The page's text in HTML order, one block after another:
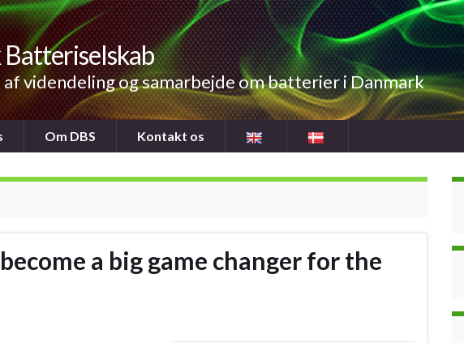
af videndeling og samarbejde om batterier i Danmark
Om DBS Kontakt os
a big game changer for the